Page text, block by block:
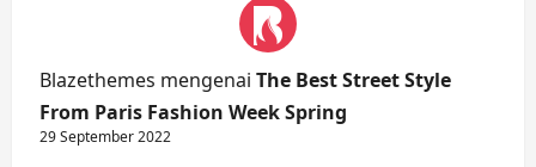
Blazethemes mengenai The Best Street Style
From Paris Fashion Week Spring
29 September 2022